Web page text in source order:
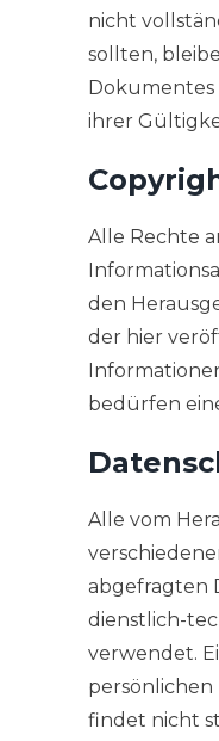
nicht
sollten,
ihrer
Alle Rechte
den
der hier
bedürfen
Alle vom
abgefragten
dienstlich-
verwendet.
findet nicht